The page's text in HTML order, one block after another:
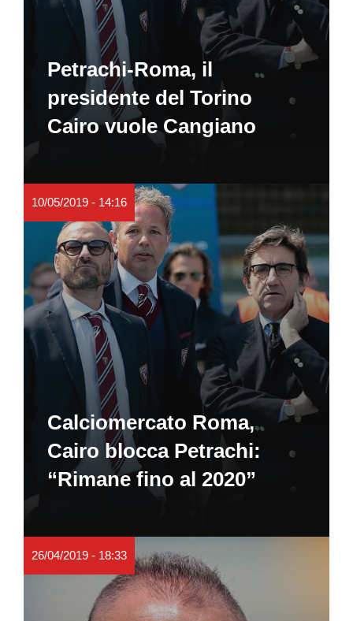
Petrachi-Roma, il
presidente del Torino
Cairo vuole Cangiano
10/05/2019 - 14:16
Calciomercato Roma,
Cairo blocca Petrachi:
“Rimane fino al 2020”
26/04/2019 - 18:33